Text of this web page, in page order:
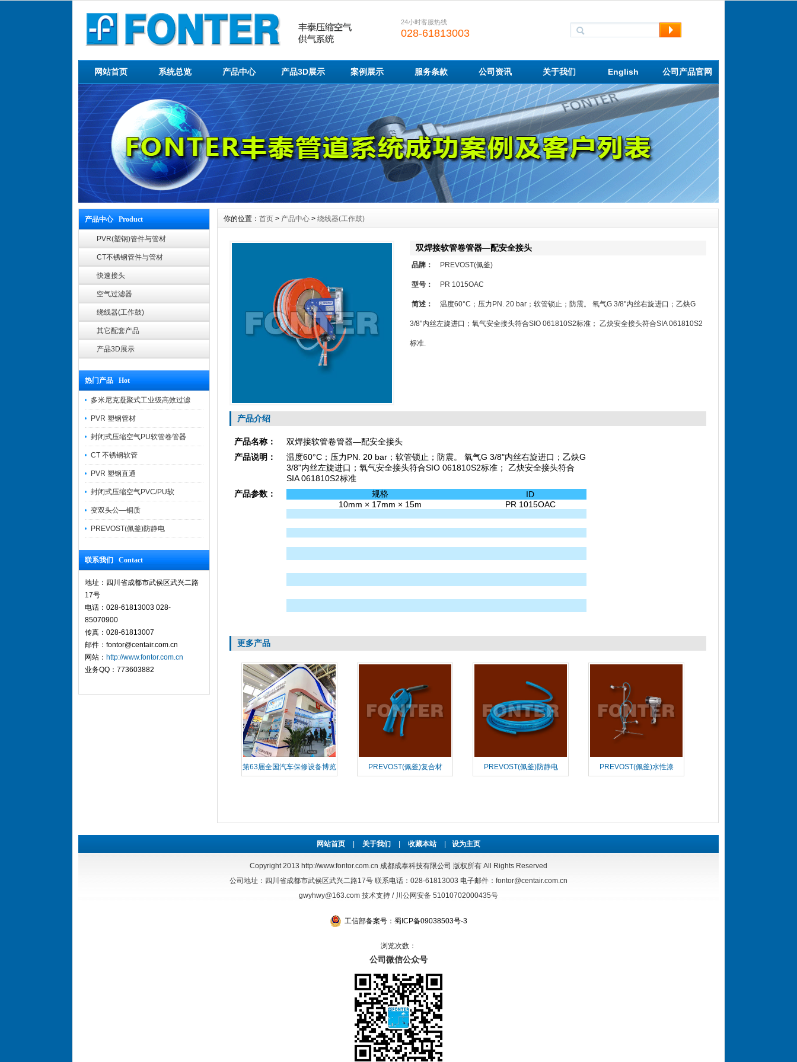
24小时客服热线
028-61813003
网站首页 系统总览 产品中心 产品3D展示 案例展示 服务条款 公司资讯 关于我们 English 公司产品官网
产品中心 Product
PVR(塑钢)管件与管材
CT不锈钢管件与管材
快速接头
空气过滤器
绕线器(工作鼓)
其它配套产品
产品3D展示
热门产品 Hot
多米尼克凝聚式工业级高效过滤
PVR 塑钢管材
封闭式压缩空气PU软管卷管器
CT 不锈钢软管
PVR 塑钢直通
封闭式压缩空气PVC/PU软
变双头公—铜质
PREVOST(佩釜)防静电
联系我们 Contact
地址：四川省成都市武侯区武兴二路
17号
电话：028-61813003 028-
85070900
传真：028-61813007
邮件：fontor@centair.com.cn
网站： http://www.fontor.com.cn
业务QQ：773603882
你的位置： 首页 > 产品中心 > 绕线器(工作鼓)
双焊接软管卷管器—配安全接头
品牌： PREVOST(佩釜)
型号： PR 1015OAC
简述： 温度60°C；压力PN. 20 bar；软管锁止；防震。 氧气G 3/8"内丝右旋进口；乙炔G
3/8"内丝左旋进口；氧气安全接头符合SIO 061810S2标准； 乙炔安全接头符合SIA 061810S2
标准.
产品介绍
产品名称：
双焊接软管卷管器—配安全接头
产品说明：
温度60°C；压力PN. 20 bar；软管锁止；防震。 氧气G 3/8"内丝右旋进口；乙炔G
3/8"内丝左旋进口；氧气安全接头符合SIO 061810S2标准； 乙炔安全接头符合
SIA 061810S2标准
产品参数：
规格
ID
10mm × 17mm × 15m
PR 1015OAC
更多产品
第63届全国汽车保修设备博览 PREVOST(佩釜)复合材 PREVOST(佩釜)防静电 PREVOST(佩釜)水性漆
网站首页 关于我们 收藏本站 设为主页
Copyright 2013 http://www.fontor.com.cn 成都成泰科技有限公司 版权所有 All Rights Reserved
公司地址：四川省成都市武侯区武兴二路17号 联系电话：028-61813003 电子邮件：fontor@centair.com.cn
gwyhwy@163.com 技术支持 / 川公网安备 51010702000435号
工信部备案号：蜀ICP备09038503号-3
浏览次数：
公司微信公众号